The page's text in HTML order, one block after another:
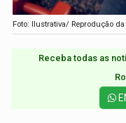
Foto: Ilustrativa/ Reprodução
Receba todas as